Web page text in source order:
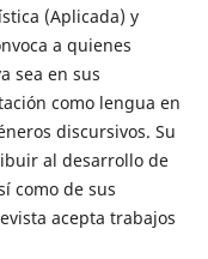
(Aplicada) y
a quienes
sea en sus
como lengua en
discursivos. Su
al desarrollo de
como de sus
acepta trabajos